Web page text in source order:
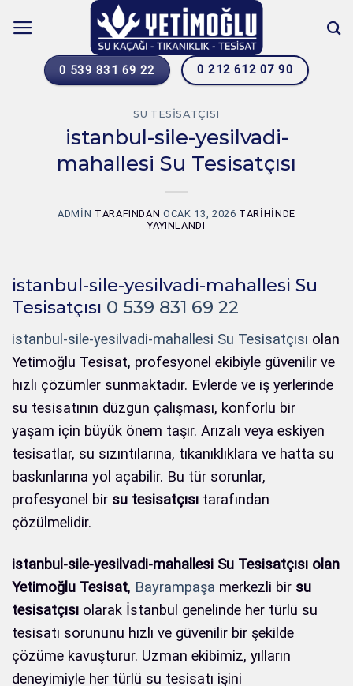
atla
0 539 831 69 22 0 212 612 07 90
SU TESISATÇISI
istanbul-sile-yesilvadi-
mahallesi Su Tesisatçısı
ADMIN TARAFINDAN OCAK 13, 2026 TARIHINDE
YAYINLANDI
istanbul-sile-yesilvadi-mahallesi Su
Tesisatçısı 0 539 831 69 22
istanbul-sile-yesilvadi-mahallesi Su Tesisatçısı olan
Yetimoğlu Tesisat, profesyonel ekibiyle güvenilir ve
hızlı çözümler sunmaktadır. Evlerde ve iş yerlerinde
su tesisatının düzgün çalışması, konforlu bir
yaşam için büyük önem taşır. Arızalı veya eskiyen
tesisatlar, su sızıntılarına, tıkanıklıklara ve hatta su
baskınlarına yol açabilir. Bu tür sorunlar,
profesyonel bir su tesisatçısı tarafından
çözülmelidir.
istanbul-sile-yesilvadi-mahallesi Su Tesisatçısı olan
Yetimoğlu Tesisat, Bayrampaşa merkezli bir su
tesisatçısı olarak İstanbul genelinde her türlü su
tesisatı sorununu hızlı ve güvenilir bir şekilde
çözüme kavuşturur. Uzman ekibimiz, yılların
deneyimiyle her türlü su tesisatı işini